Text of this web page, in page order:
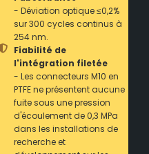
- Déviation optique ≤0,2%
sur 300 cycles continus à
254 nm.
Fiabilité de
l'intégration filetée
- Les connecteurs M10 en
PTFE ne présentent aucune
fuite sous une pression
d'écoulement de 0,3 MPa
dans les installations de
recherche et